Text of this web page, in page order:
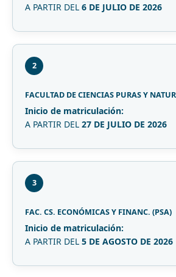
A PARTIR DEL 6 DE JULIO DE 2026
2
FACULTAD DE CIENCIAS PURAS Y
Inicio de matriculación:
A PARTIR DEL 27 DE JULIO DE 2026
3
FAC. CS. ECONÓMICAS Y FINANC. (PSA)
Inicio de matriculación:
A PARTIR DEL 5 DE AGOSTO DE 2026